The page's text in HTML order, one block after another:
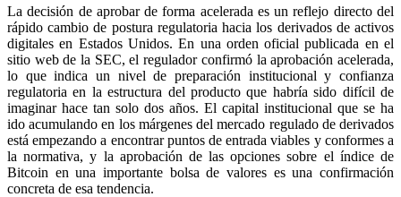
La decisión de aprobar de forma acelerada es un reflejo directo del
rápido cambio de postura regulatoria hacia los derivados de activos
digitales en Estados Unidos. En una orden oficial publicada en el
sitio web de la SEC, el regulador confirmó la aprobación acelerada,
lo que indica un nivel de preparación institucional y confianza
regulatoria en la estructura del producto que habría sido difícil de
imaginar hace tan solo dos años. El capital institucional que se ha
ido acumulando en los márgenes del mercado regulado de derivados
está empezando a encontrar puntos de entrada viables y conformes a
la normativa, y la aprobación de las opciones sobre el índice de
Bitcoin en una importante bolsa de valores es una confirmación
concreta de esa tendencia.